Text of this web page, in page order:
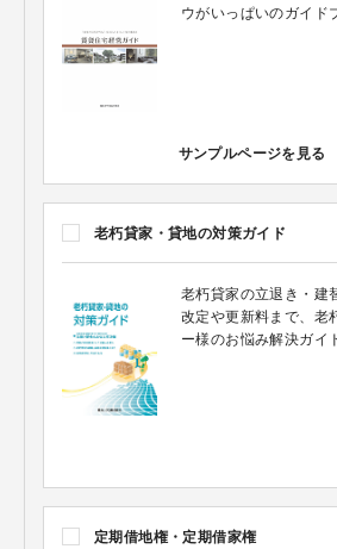
ウがいっぱいのガイド
サンプルページを見る
老朽貸家・貸地の対策ガイド
老朽貸家の立退き・建
改定や更新料まで、老
ー様のお悩み解決ガイ
定期借地権・定期借家権